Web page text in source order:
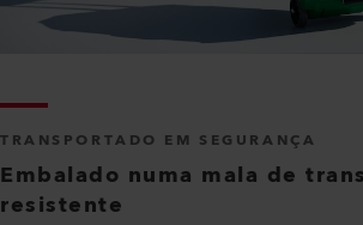
TRANSPORTADO EM SEGURANÇA
Embalado numa mala de
resistente